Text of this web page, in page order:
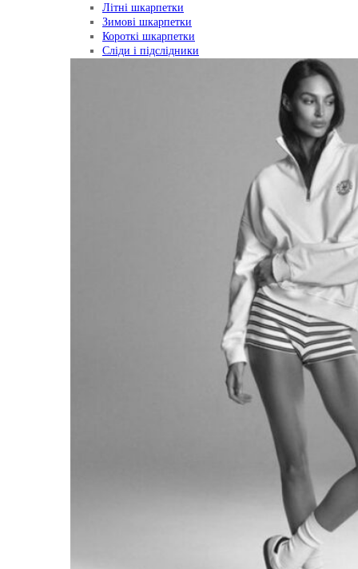
Літні шкарпетки
Зимові шкарпетки
Короткі шкарпетки
Сліди і підслідники